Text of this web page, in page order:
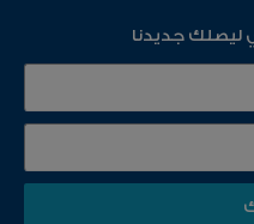
ليصلك جديدنا